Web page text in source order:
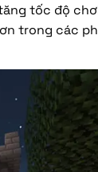
tốc độ
trong các